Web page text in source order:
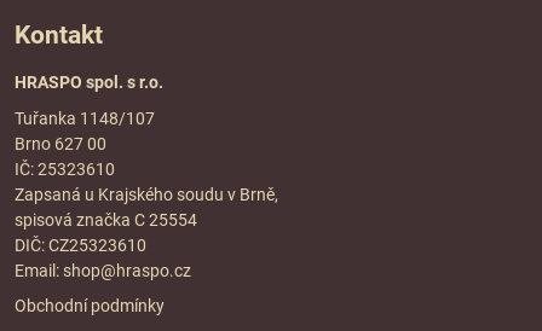
Kontakt
HRASPO spol. s r.o.
Tuřanka 1148/107
Brno 627 00
IČ: 25323610
Zapsaná u Krajského soudu v Brně,
spisová značka C 25554
DIČ: CZ25323610
Email: shop@hraspo.cz
Obchodní podmínky